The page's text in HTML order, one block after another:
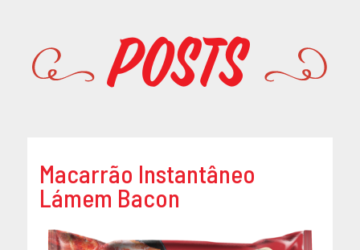
Posts
Macarrão Instantâneo
Lámem Bacon